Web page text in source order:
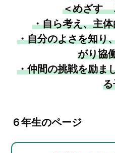
＜めざす
・自ら考え、主
・自分のよさを知り
がり協
・仲間の挑戦を励ま
る
６年生のページ